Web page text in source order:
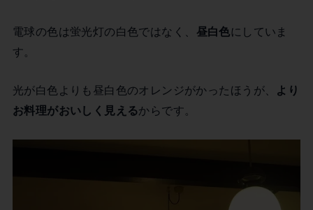
電球の色は蛍光灯の白色ではなく、 昼白色にしていま
す。
光が白色よりも昼白色のオレンジがかったほうが、 より
お料理がおいしく見えるからです。